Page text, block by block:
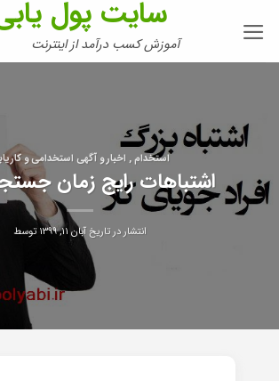
سایت پول
آموزش کسب درآمد از اینترنت
استخدام , اخبار و آگهی استخدامی و
اشتباهات رایج زمان
انتشار در تاریخ آبان ۱۱, ۱۳۹۹ توسط